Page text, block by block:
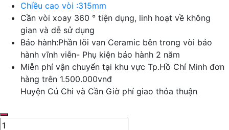
Chiều cao vòi :315mm
Cần vòi xoay 360 ° tiện dụng, linh hoạt về không
gian và dễ sử dụng
Bảo hành:Phần lõi van Ceramic bên trong vòi bảo
hành vĩnh viễn- Phụ kiện bảo hành 2 năm
Miễn phí vận chuyển tại khu vực Tp.Hồ Chí Minh đơn
hàng trên 1.500.000vnđ
Huyện Củ Chi và Cần Giờ phí giao thỏa thuận
Vòi